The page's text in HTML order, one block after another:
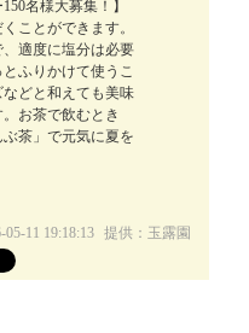
名様大募集！】
ことができます。
適度に塩分は必要
ふりかけて使うこ
どと和えても美味
お茶で飲むとき
茶」で元気に夏を
05-11 19:18:13 提供：玉露園